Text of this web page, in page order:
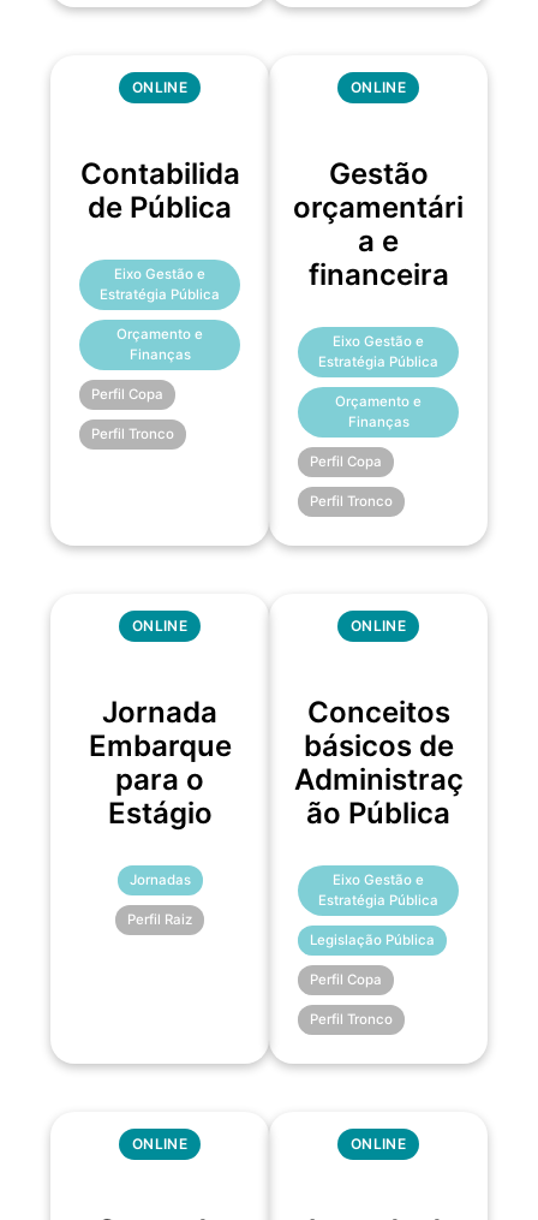
ONLINE
Contabilida
de Pública
Eixo Gestão e
Estratégia Pública
Orçamento e
Finanças
Perfil Copa
Perfil Tronco
ONLINE
Gestão
orçamentári
a e
financeira
Eixo Gestão e
Estratégia Pública
Orçamento e
Finanças
Perfil Copa
Perfil Tronco
ONLINE
Jornada
Embarque
para o
Estágio
Jornadas
Perfil Raiz
ONLINE
Conceitos
básicos de
Administraç
ão Pública
Eixo Gestão e
Estratégia Pública
Legislação Pública
Perfil Copa
Perfil Tronco
ONLINE ONLINE